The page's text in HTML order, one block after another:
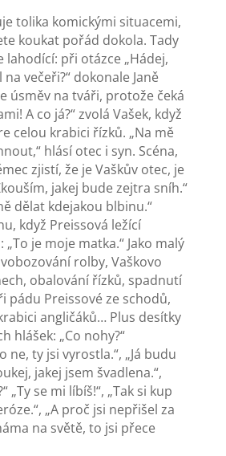
tolika komickými situacemi,
koukat pořád dokola. Tady
lahodící: při otázce „Hádej,
večeři?“ dokonale Janě
úsměv na tváři, protože čeká
A co já?“ zvolá Vašek, když
celou krabici řízků. „Na mě
hlásí otec i syn. Scéna,
zjistí, že je Vaškův otec, je
jakej bude zejtra sníh.“
dělat kdejakou blbinu.“
když Preissová ležící
je moje matka.“ Jako malý
rolby, Vaškovo
obalování řízků, spadnutí
pádu Preissové ze schodů,
angličáků… Plus desítky
hlášek: „Co nohy?“
ne, ty jsi vyrostla.“, „Já budu
jakej jsem švadlena.“,
„Ty se mi líbíš!“, „Tak si kup
„A proč jsi nepřišel za
na světě, to jsi přece